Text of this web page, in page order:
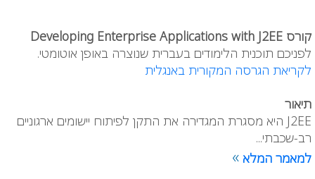
קורס Developing Enterprise Applications with J2EE
לפניכם תוכנית הלימודים בעברית שנוצרה באופן אוטומטי.
לקריאת הגרסה המקורית באנגלית
תיאור
J2EE היא מסגרת המגדירה את התקן לפיתוח יישומים ארגוניים
רב-שכבתי...
למאמר המלא »